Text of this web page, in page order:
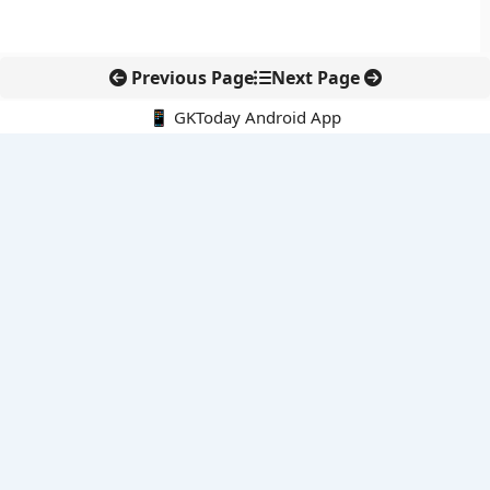
Previous Page Next Page
📱 GKToday Android App